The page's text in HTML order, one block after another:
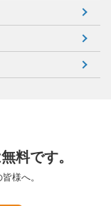
料です。
様へ。